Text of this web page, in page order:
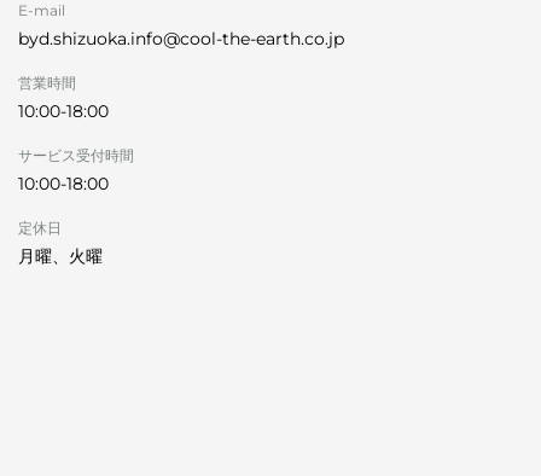
E-mail
byd.shizuoka.info@cool-the-earth.co.jp
営業時間
10:00-18:00
サービス受付時間
10:00-18:00
定休日
月曜、火曜